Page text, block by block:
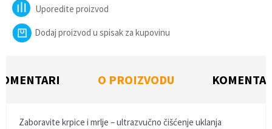
Uporedite proizvod
Dodaj proizvod u spisak za kupovinu
O PROIZVODU
Zaboravite krpice i mrlje – ultrazvučno čišćenje uklanja